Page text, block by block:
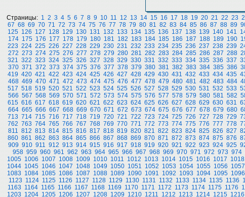
Страницы: 1 2 3 4 5 6 7 8 9 10 11 12 13 14 15 16 17 18 19 20 21 22 23
67 68 69 70 71 72 73 74 75 76 77 78 79 80 81 82 83 84 85 86 87 88 89
125 126 127 128 129 130 131 132 133 134 135 136 137 138 139 140 141
174 175 176 177 178 179 180 181 182 183 184 185 186 187 188 189 190
223 224 225 226 227 228 229 230 231 232 233 234 235 236 237 238 239
272 273 274 275 276 277 278 279 280 281 282 283 284 285 286 287 288
321 322 323 324 325 326 327 328 329 330 331 332 333 334 335 336 337
370 371 372 373 374 375 376 377 378 379 380 381 382 383 384 385 386
419 420 421 422 423 424 425 426 427 428 429 430 431 432 433 434 435
468 469 470 471 472 473 474 475 476 477 478 479 480 481 482 483 484
517 518 519 520 521 522 523 524 525 526 527 528 529 530 531 532 533
566 567 568 569 570 571 572 573 574 575 576 577 578 579 580 581 582
615 616 617 618 619 620 621 622 623 624 625 626 627 628 629 630 631
664 665 666 667 668 669 670 671 672 673 674 675 676 677 678 679 680
713 714 715 716 717 718 719 720 721 722 723 724 725 726 727 728 729
762 763 764 765 766 767 768 769 770 771 772 773 774 775 776 777 778
811 812 813 814 815 816 817 818 819 820 821 822 823 824 825 826 827
860 861 862 863 864 865 866 867 868 869 870 871 872 873 874 875 876
909 910 911 912 913 914 915 916 917 918 919 920 921 922 923 924 925
958 959 960 961 962 963 964 965 966 967 968 969 970 971 972 973 974
1005 1006 1007 1008 1009 1010 1011 1012 1013 1014 1015 1016 1017 1018
1044 1045 1046 1047 1048 1049 1050 1051 1052 1053 1054 1055 1056 1057
1083 1084 1085 1086 1087 1088 1089 1090 1091 1092 1093 1094 1095 1096
1123 1124 1125 1126 1127 1128 1129 1130 1131 1132 1133 1134 1135 1136
1163 1164 1165 1166 1167 1168 1169 1170 1171 1172 1173 1174 1175 1176
1203 1204 1205 1206 1207 1208 1209 1210 1211 1212 1213 1214 1215 1216